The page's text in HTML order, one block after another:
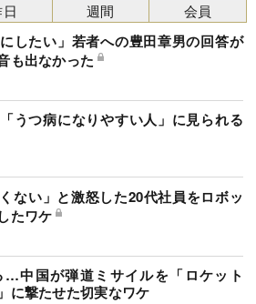
したい」若者への豊田章男の回答が
も出なかった
うつ病になりやすい人」に見られる
ない」と激怒した20代社員をロボッ
たワケ
中国が弾道ミサイルを「ロケット
に撃たせた切実なワケ
週間 会員